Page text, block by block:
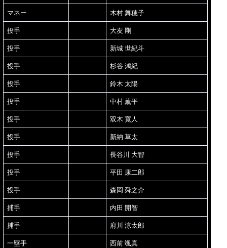
マネー 木村 舞穂子
投手 大友 剛
投手 新城 世紀斗
投手 杉谷 鴻紀
投手 鈴木 太陽
投手 中村 薫平
投手 双木 寛人
投手 新納 草太
投手 長谷川 大智
投手 平田 康二郎
投手 森岡 舜之介
捕手 内田 開智
捕手 府川 涼太郎
一塁手 西前 颯真